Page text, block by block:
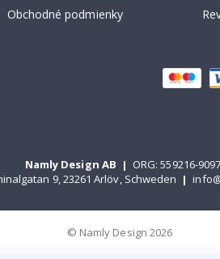
Obchodné podmienky
Namly Design AB | ORG: 559216-9097
9, 23261 Arlöv, Schweden |
© Namly Design 2026